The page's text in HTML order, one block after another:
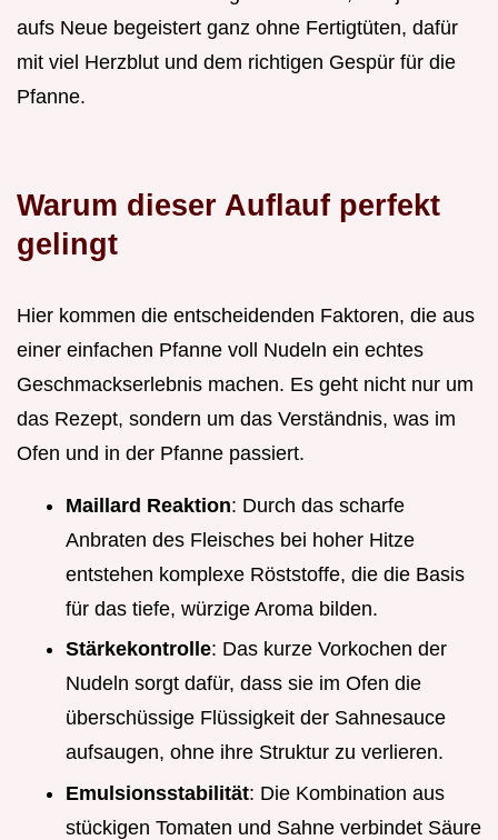
aufs Neue begeistert ganz ohne Fertigtüten, dafür
mit viel Herzblut und dem richtigen Gespür für die
Pfanne.
Warum dieser Auflauf perfekt
gelingt
Hier kommen die entscheidenden Faktoren, die aus
einer einfachen Pfanne voll Nudeln ein echtes
Geschmackserlebnis machen. Es geht nicht nur um
das Rezept, sondern um das Verständnis, was im
Ofen und in der Pfanne passiert.
Maillard Reaktion: Durch das scharfe
Anbraten des Fleisches bei hoher Hitze
entstehen komplexe Röststoffe, die die Basis
für das tiefe, würzige Aroma bilden.
Stärkekontrolle: Das kurze Vorkochen der
Nudeln sorgt dafür, dass sie im Ofen die
überschüssige Flüssigkeit der Sahnesauce
aufsaugen, ohne ihre Struktur zu verlieren.
Emulsionsstabilität: Die Kombination aus
stückigen Tomaten und Sahne verbindet Säure